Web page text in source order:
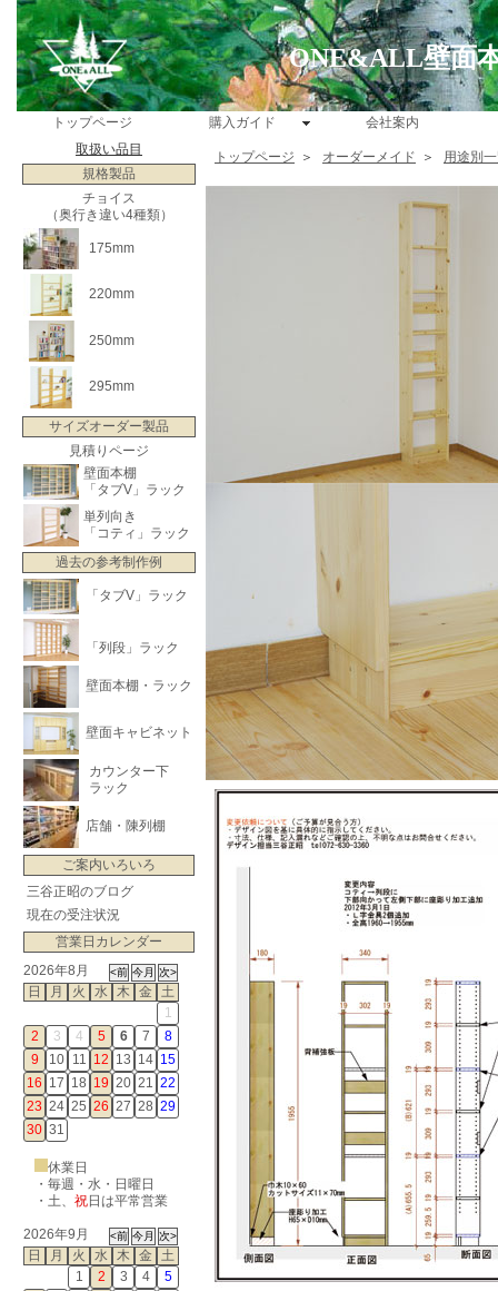
ONE&ALL壁面
トップページ 購入ガイド
会社案内
取扱い品目
規格製品
チョイス
（奥行き違い4種類）
175mm
220mm
250mm
295mm
サイズオーダー製品
見積りページ
壁面本棚
「タブV」ラック
単列向き
「コティ」ラック
過去の参考制作例
「タブV」ラック
「列段」ラック
壁面本棚・ラック
壁面キャビネット
カウンター下
ラック
店舗・陳列棚
ご案内いろいろ
三谷正昭のブログ
現在の受注状況
営業日カレンダー
2026年8月
日
月 火 水 木 金
土
1
2
3 4 5 6 7
8
9
10 11 12 13 14 15
16 17 18 19 20 21 22
23 24 25 26 27 28 29
30 31
休業日
・毎週・水・日曜日
・ 土、 祝日は平常営業
2026年9月
日
月 火 水 木 金
土
1
2 3 4
5
トップページ ＞ オーダーメイド ＞ 用途別